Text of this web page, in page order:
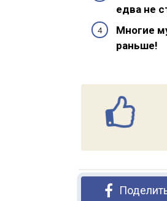
едва не
Многие
раньше!